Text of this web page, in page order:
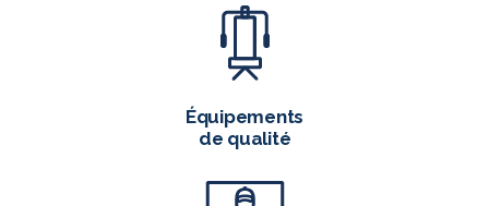
Équipements
de qualité